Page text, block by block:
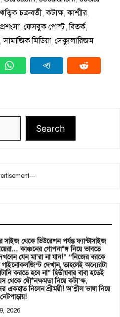
ঋত্বিক চক্রবর্তী,কটাক্ষ,কাশ্মীর,
প্রশংসা, ফেসবুক পোস্ট,বিতর্ক,
,সামাজিক মিডিয়া, সেক্যুলারিজম
Search
সাইজ থেকে ডিউরেশন পর্যন্ত ফ্যান্টাসাইজ
কাঞ্চনের গোপনা*ঙ্গ নিয়ে ভাবতে
যেন মা’রা না যান!” “নিজের বরকে
গাইনোকলজিস্ট দেখান, তাহলেই অন্যেরটা
করতে হবে না” দ্বিতীয়বার বাবা হতেই
থেকে যৌ*নক্ষমতা নিয়ে কটা’ক্ষ,
একহাত নিলেন শ্রীময়ী! অ’শ্লীল ভাষা নিয়ে
নেটপাড়ায়!
2026